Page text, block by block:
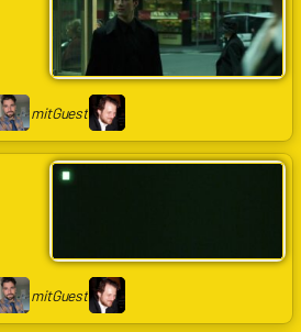
mitGuest
mitGuest